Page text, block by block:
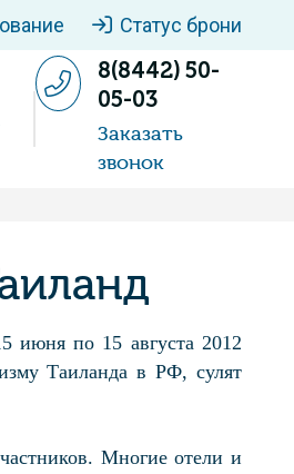
Статус брони
8(8442) 50-
05-03
Заказать
звонок
июня по 15 августа 2012
Таиланда в РФ, сулят
Многие отели и